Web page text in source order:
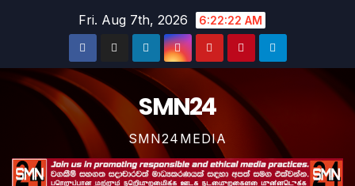
Fri. Aug 7th, 2026 6:22:23 AM
SMN24
SMN24MEDIA